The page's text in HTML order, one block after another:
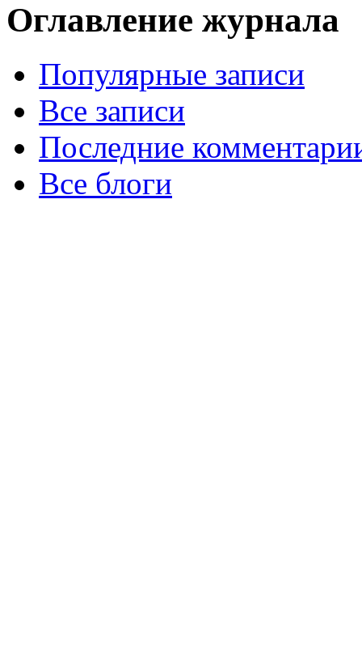
Оглавление журнала
Популярные записи
Все записи
Последние
Все блоги